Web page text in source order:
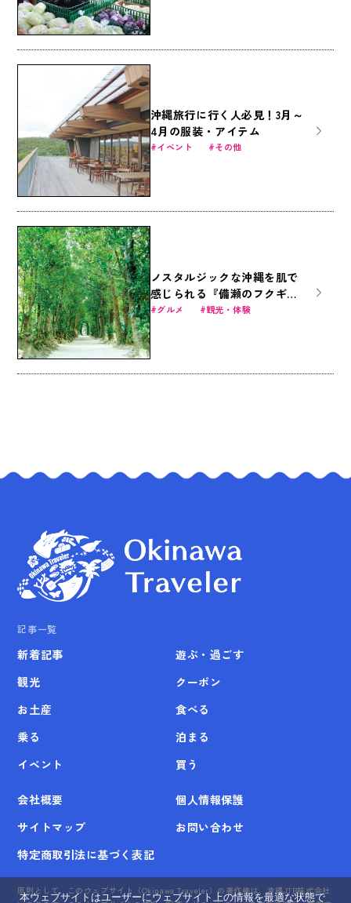
沖縄旅行に行く人必見！3月～
4月の服装・アイテム
イベント その他
ノスタルジックな沖縄を肌で
感じられる『備瀬のフクギ並
木の楽しみ方』
グルメ 観光・体験
記事一覧
新着記事
観光
お土産
乗る
イベント
遊ぶ・過ごす
クーポン
食べる
泊まる
買う
会社概要
個人情報保護
サイトマップ
お問い合わせ
特定商取引法に基づく表記
原則として、このウェブサイト（Okinawa Traveler）の著作権は、沖縄JTB株式会社
本ウェブサイトはユーザーにウェブサイト上の情報を最適な状態で